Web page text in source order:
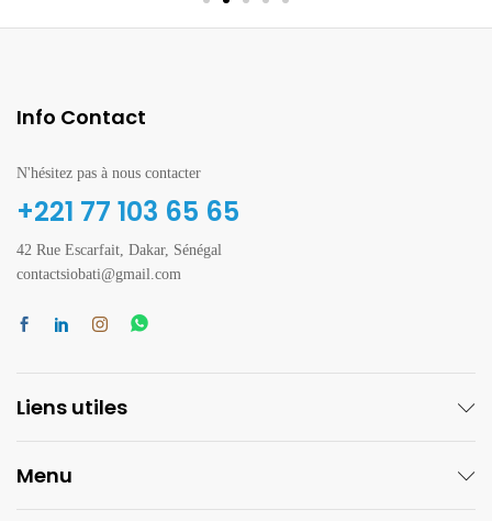
Info Contact
N'hésitez pas à nous contacter
+221 77 103 65 65
42 Rue Escarfait, Dakar, Sénégal
contactsiobati@gmail.com
Liens utiles
Menu